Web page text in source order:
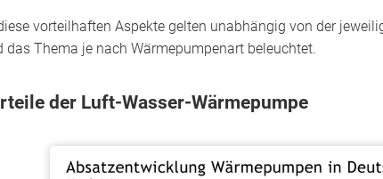
vorteilhaften Aspekte gelten unabhängig von der
das Thema je nach Wärmepumpenart beleuchtet.
der Luft-Wasser-Wärmepumpe